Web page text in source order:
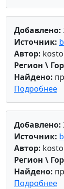
Добавлено:
Источник:
Автор:
Регион \
Найдено:
Подробнее
Добавлено:
Источник:
Автор:
Регион \
Найдено:
Подробнее